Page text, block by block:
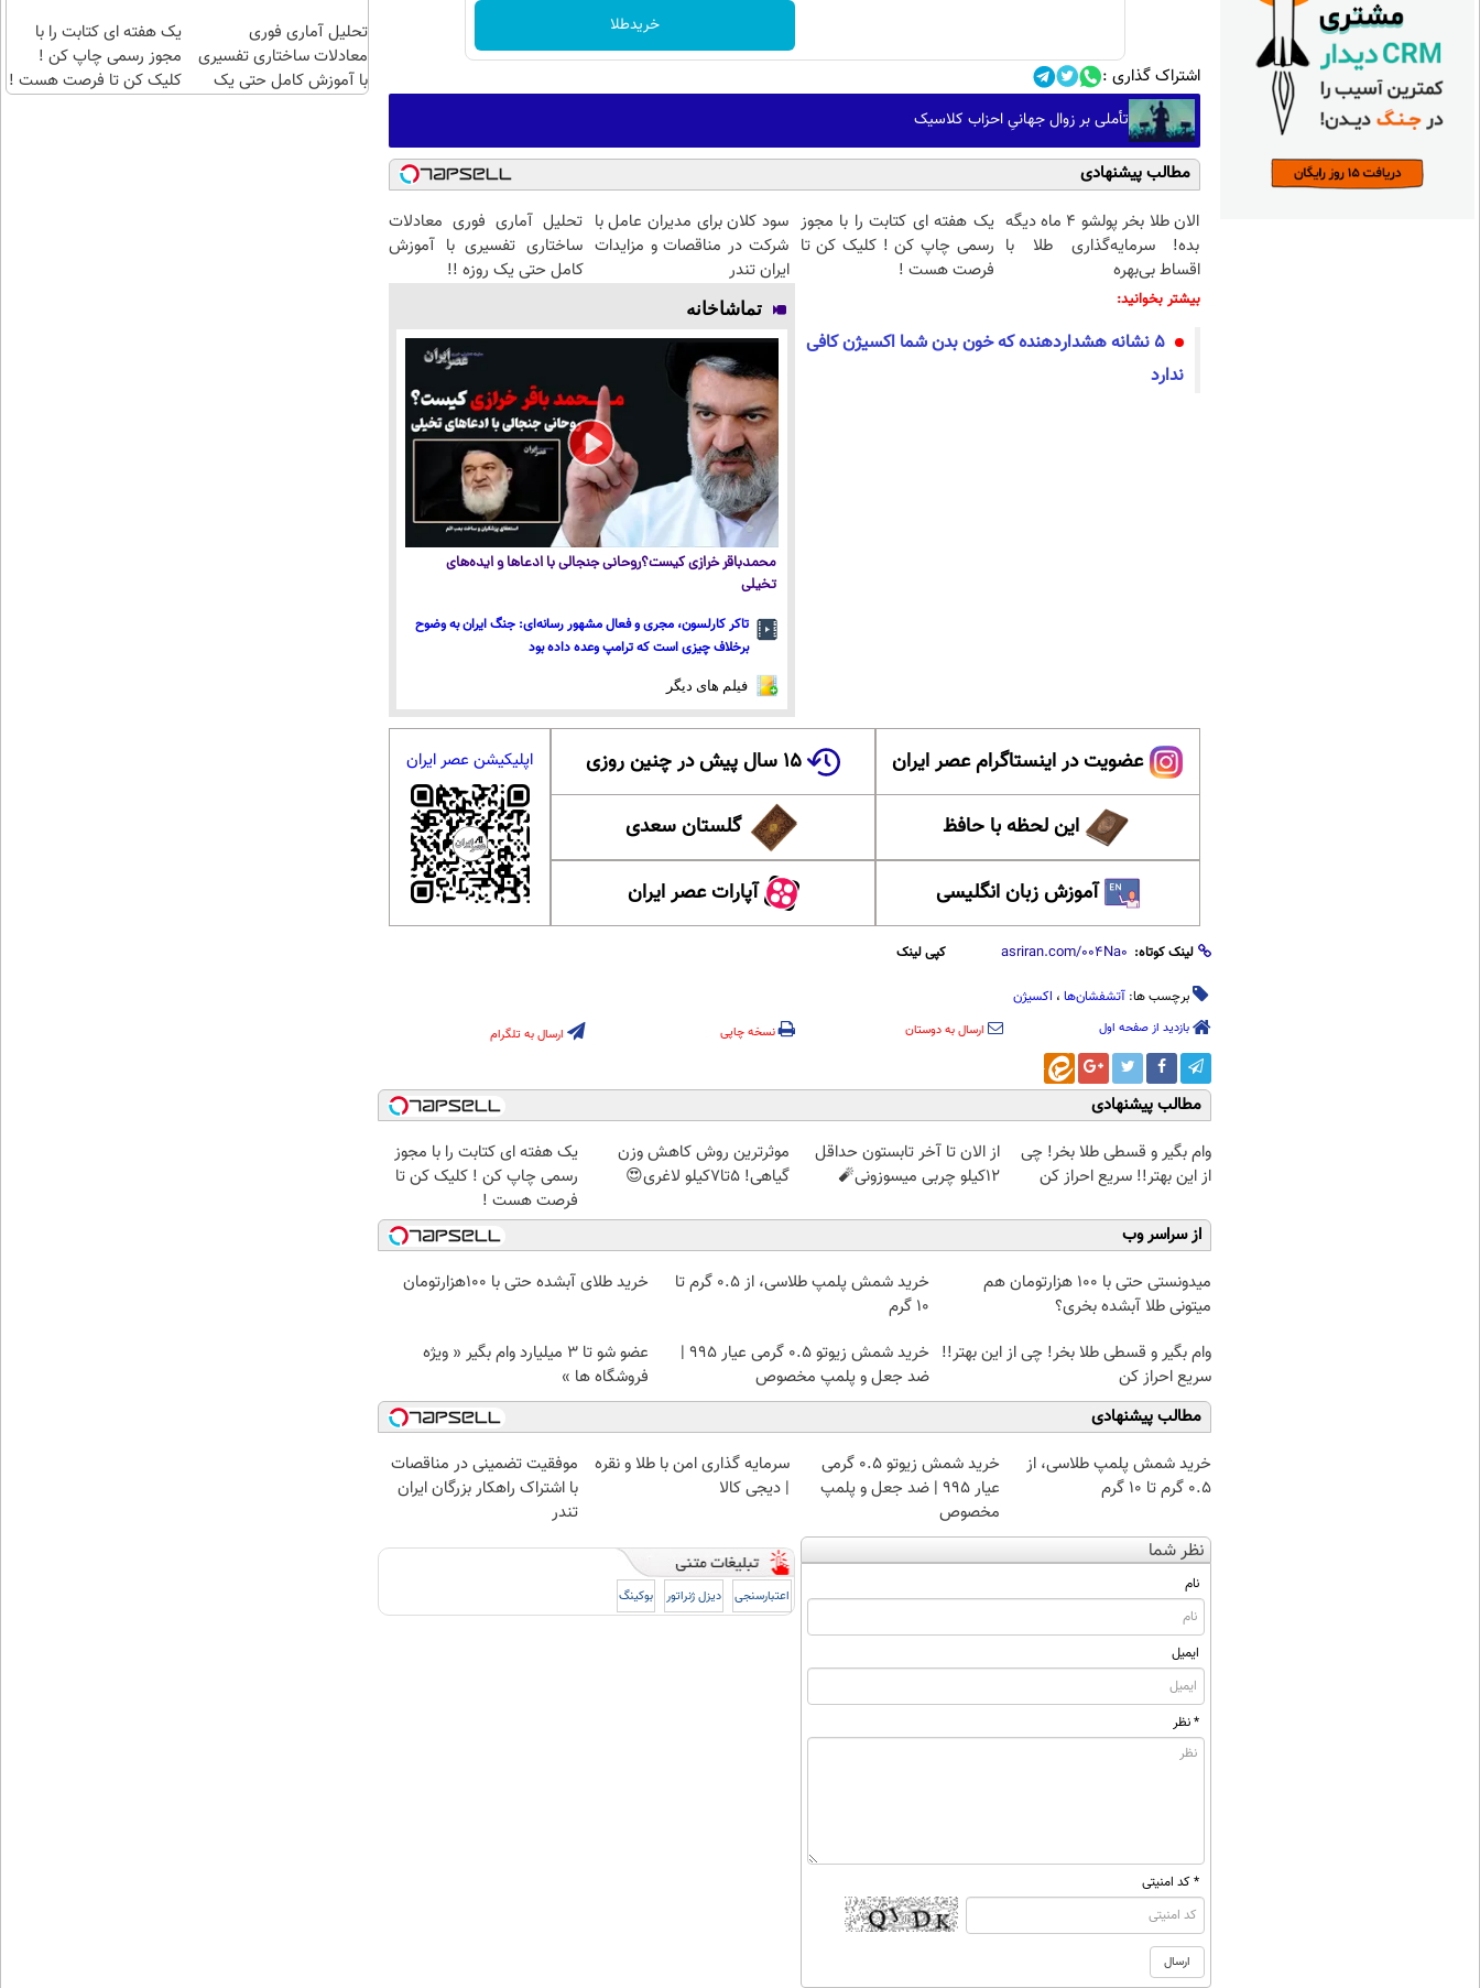
خریدطلا
اشتراک گذاری :
تأملی بر زوال جهانیِ احزاب کلاسیک
مطالب پیشنهادی
الان طلا بخر پولشو 4 ماه دیگه
بده! سرمایه‌گذاری طلا با
اقساط بی‌بهره
یک هفته ای کتابت را با مجوز
رسمی چاپ کن ! کلیک کن تا
فرصت هست !
سود کلان برای مدیران عامل با
شرکت در مناقصات و مزایدات
ایران تندر
تحلیل آماری فوری معادلات
ساختاری تفسیری با آموزش
کامل حتی یک روزه !!
بیشتر بخوانید:
۵ نشانه هشداردهنده که خون بدن شما اکسیژن کافی
ندارد
تماشاخانه
محمدباقر خرازی کیست؟روحانی جنجالی با ادعاها و ایده‌های
تخیلی
تاکر کارلسون، مجری و فعال مشهور رسانه‌ای: جنگ ایران به وضوح
برخلاف چیزی است که ترامپ وعده داده بود
فیلم های دیگر
عضویت در اینستاگرام عصر ایران ۱۵ سال پیش در چنین روزی
این لحظه با حافظ گلستان سعدی
آموزش زبان انگلیسی آپارات عصر ایران
اپلیکیشن عصر ایران
لینک کوتاه: کپی لینک
برچسب ها: آتشفشان‌ها ، اکسیژن
بازدید از صفحه اول ارسال به دوستان نسخه چاپی ارسال به تلگرام
مطالب پیشنهادی
وام بگیر و قسطی طلا بخر! چی
از این بهتر!! سریع احراز کن
از الان تا آخر تابستون حداقل
12کیلو چربی میسوزونی🧨
موثرترین روش کاهش وزن
گیاهی! 5تا۷کیلو لاغری😍
یک هفته ای کتابت را با مجوز
رسمی چاپ کن ! کلیک کن تا
فرصت هست !
از سراسر وب
میدونستی حتی با ۱۰۰ هزارتومان هم
میتونی طلا آبشده بخری؟
خرید شمش پلمپ طلاسی، از ۰.۵ گرم تا
۱۰ گرم
خرید طلای آبشده حتی با ۱۰۰هزارتومان
وام بگیر و قسطی طلا بخر! چی از این بهتر!!
سریع احراز کن
خرید شمش زیوتو ۰.۵ گرمی عیار ۹۹۵ |
ضد جعل و پلمپ مخصوص
عضو شو تا 3 میلیارد وام بگیر « ویژه
فروشگاه ها »
مطالب پیشنهادی
خرید شمش پلمپ طلاسی، از
۰.۵ گرم تا ۱۰ گرم
خرید شمش زیوتو ۰.۵ گرمی
عیار ۹۹۵ | ضد جعل و پلمپ
مخصوص
سرمایه گذاری امن با طلا و نقره
| دیجی کالا
موفقیت تضمینی در مناقصات
با اشتراک راهکار بزرگان ایران
تندر
نظر شما
نام
ایمیل
* نظر
* کد امنیتی
اعتبارسنجی دیزل ژنراتور بوکینگ
چند
کلیک)
تحلیل آماری فوری
معادلات ساختاری تفسیری
با آموزش کامل حتی یک
یک هفته ای کتابت را با
مجوز رسمی چاپ کن !
کلیک کن تا فرصت هست !